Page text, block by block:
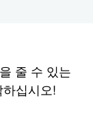
줄 수 있는
십시오!